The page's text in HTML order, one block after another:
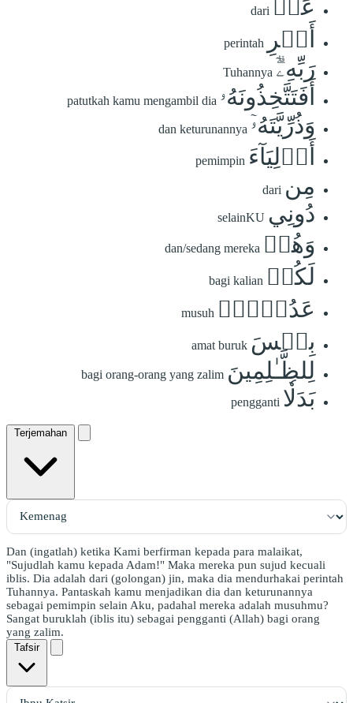
عَنۡ dari
أَمۡرِ perintah
رَبِّهِۦٓۗ Tuhannya
أَفَتَتَّخِذُونَهُۥ patutkah kamu mengambil dia
وَذُرِّيَّتَهُۥٓ dan keturunannya
أَوۡلِيَآءَ pemimpin
مِن dari
دُونِي selainKU
وَهُمۡ dan/sedang mereka
لَكُمۡ bagi kalian
عَدُوُّۢۚ musuh
بِئۡسَ amat buruk
لِلظَّـٰلِمِينَ bagi orang-orang yang zalim
بَدَلٗا pengganti
Terjemahan
Dan (ingatlah) ketika Kami berfirman kepada para malaikat,
"Sujudlah kamu kepada Adam!" Maka mereka pun sujud kecuali
iblis. Dia adalah dari (golongan) jin, maka dia mendurhakai perintah
Tuhannya. Pantaskah kamu menjadikan dia dan keturunannya
sebagai pemimpin selain Aku, padahal mereka adalah musuhmu?
Sangat buruklah (iblis itu) sebagai pengganti (Allah) bagi orang
yang zalim.
Tafsir